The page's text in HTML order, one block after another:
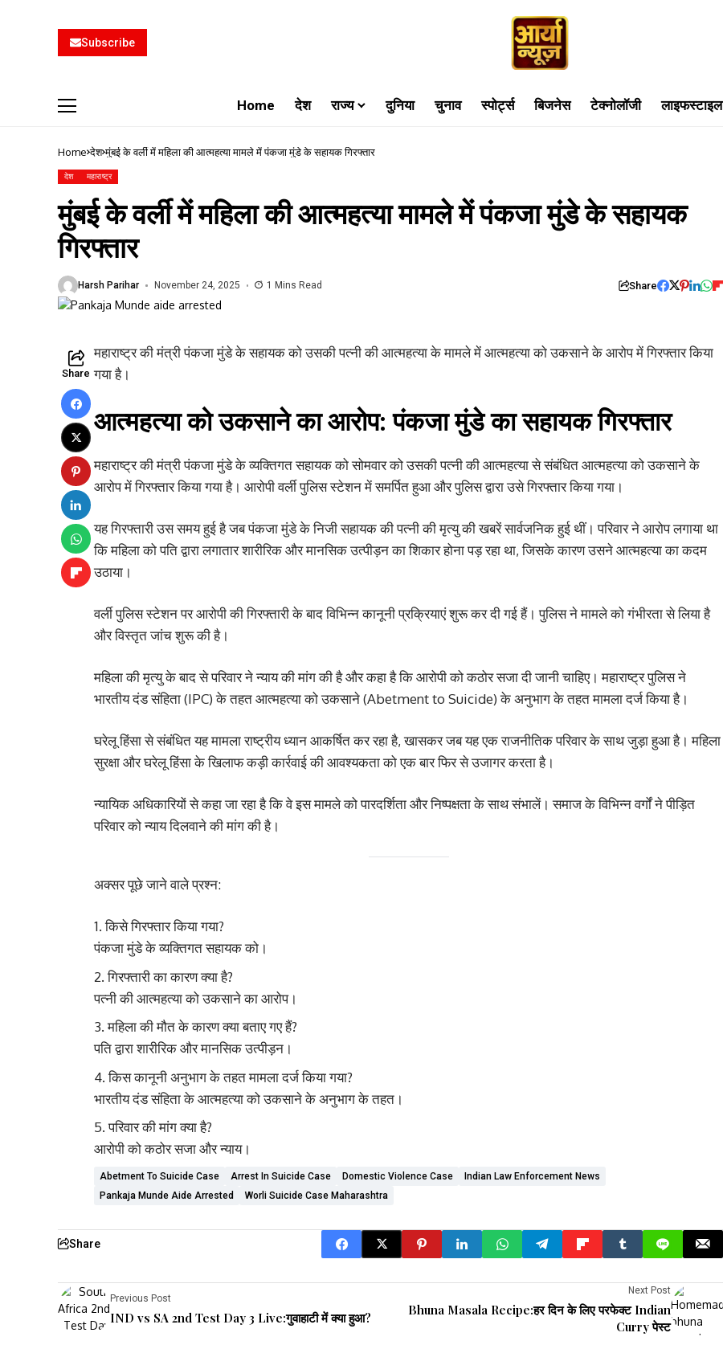
Subscribe
Home देश राज्य दुनिया चुनाव स्पोर्ट्स बिजनेस टेक्नोलॉजी लाइफस्टाइल
Home देश मुंबई के वर्ली में महिला की आत्महत्या मामले में पंकजा मुंडे के सहायक गिरफ्तार
देश महाराष्ट्र
मुंबई के वर्ली में महिला की आत्महत्या मामले में पंकजा मुंडे के सहायक
गिरफ्तार
Harsh Parihar November 24, 2025 1 Mins Read Share
Share
महाराष्ट्र की मंत्री पंकजा मुंडे के सहायक को उसकी पत्नी की आत्महत्या के मामले में आत्महत्या को उकसाने के आरोप में गिरफ्तार किया
गया है।
आत्महत्या को उकसाने का आरोप: पंकजा मुंडे का सहायक गिरफ्तार
महाराष्ट्र की मंत्री पंकजा मुंडे के व्यक्तिगत सहायक को सोमवार को उसकी पत्नी की आत्महत्या से संबंधित आत्महत्या को उकसाने के
आरोप में गिरफ्तार किया गया है। आरोपी वर्ली पुलिस स्टेशन में समर्पित हुआ और पुलिस द्वारा उसे गिरफ्तार किया गया।
यह गिरफ्तारी उस समय हुई है जब पंकजा मुंडे के निजी सहायक की पत्नी की मृत्यु की खबरें सार्वजनिक हुई थीं। परिवार ने आरोप लगाया था
कि महिला को पति द्वारा लगातार शारीरिक और मानसिक उत्पीड़न का शिकार होना पड़ रहा था, जिसके कारण उसने आत्महत्या का कदम
उठाया।
वर्ली पुलिस स्टेशन पर आरोपी की गिरफ्तारी के बाद विभिन्न कानूनी प्रक्रियाएं शुरू कर दी गई हैं। पुलिस ने मामले को गंभीरता से लिया है
और विस्तृत जांच शुरू की है।
महिला की मृत्यु के बाद से परिवार ने न्याय की मांग की है और कहा है कि आरोपी को कठोर सजा दी जानी चाहिए। महाराष्ट्र पुलिस ने
भारतीय दंड संहिता (IPC) के तहत आत्महत्या को उकसाने (Abetment to Suicide) के अनुभाग के तहत मामला दर्ज किया है।
घरेलू हिंसा से संबंधित यह मामला राष्ट्रीय ध्यान आकर्षित कर रहा है, खासकर जब यह एक राजनीतिक परिवार के साथ जुड़ा हुआ है। महिला
सुरक्षा और घरेलू हिंसा के खिलाफ कड़ी कार्रवाई की आवश्यकता को एक बार फिर से उजागर करता है।
न्यायिक अधिकारियों से कहा जा रहा है कि वे इस मामले को पारदर्शिता और निष्पक्षता के साथ संभालें। समाज के विभिन्न वर्गों ने पीड़ित
परिवार को न्याय दिलवाने की मांग की है।
अक्सर पूछे जाने वाले प्रश्न:
किसे गिरफ्तार किया गया?
पंकजा मुंडे के व्यक्तिगत सहायक को।
गिरफ्तारी का कारण क्या है?
पत्नी की आत्महत्या को उकसाने का आरोप।
महिला की मौत के कारण क्या बताए गए हैं?
पति द्वारा शारीरिक और मानसिक उत्पीड़न।
किस कानूनी अनुभाग के तहत मामला दर्ज किया गया?
भारतीय दंड संहिता के आत्महत्या को उकसाने के अनुभाग के तहत।
परिवार की मांग क्या है?
आरोपी को कठोर सजा और न्याय।
Abetment To Suicide Case Arrest In Suicide Case Domestic Violence Case
Indian Law Enforcement News
Pankaja Munde Aide Arrested
Worli Suicide Case Maharashtra
Share
Previous Post
IND vs SA 2nd Test Day 3 Live:गुवाहाटी में क्या हुआ?
Next Post
Bhuna Masala Recipe:हर दिन के लिए परफेक्ट Indian
Curry पेस्ट